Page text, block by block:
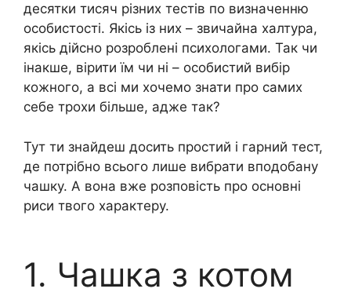
десятки тисяч різних тестів по визначенню
особистості. Якісь із них – звичайна халтура,
якісь дійсно розроблені психологами. Так чи
інакше, вірити їм чи ні – особистий вибір
кожного, а всі ми хочемо знати про самих
себе трохи більше, адже так?
Тут ти знайдеш досить простий і гарний тест,
де потрібно всього лише вибрати вподобану
чашку. А вона вже розповість про основні
риси твого характеру.
1. Чашка з котом